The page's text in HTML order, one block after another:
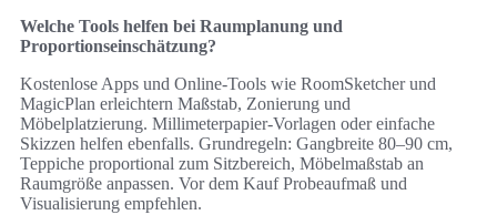
Welche Tools helfen bei Raumplanung und
Proportionseinschätzung?
Kostenlose Apps und Online‑Tools wie RoomSketcher und
MagicPlan erleichtern Maßstab, Zonierung und
Möbelplatzierung. Millimeterpapier‑Vorlagen oder einfache
Skizzen helfen ebenfalls. Grundregeln: Gangbreite 80–90 cm,
Teppiche proportional zum Sitzbereich, Möbelmaßstab an
Raumgröße anpassen. Vor dem Kauf Probeaufmaß und
Visualisierung empfehlen.